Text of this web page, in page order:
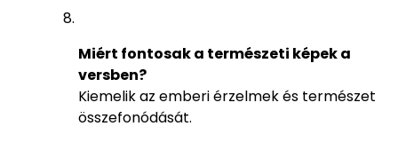
Miért fontosak a természeti képek a
versben?
Kiemelik az emberi érzelmek és természet
összefonódását.